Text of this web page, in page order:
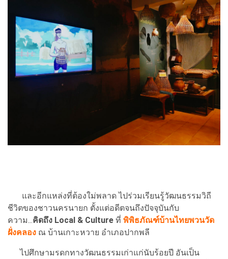
และอีกแหล่งที่ต้องใม่พลาด ไปร่วมเรียนรู้วัฒนธรรมวิถี
ชีวิตของชาวนครนายก ตั้งแต่อดีตจนถึงปัจจุบันกับ
ความ...คิดถึง Local & Culture ที่ พิพิธภัณฑ์บ้านไทยพวนวัด
ฝั่งคลอง ณ บ้านเกาะหวาย อำเภอปากพลี
ไปศึกษามรดกทางวัฒนธรรมเก่าแก่นับร้อยปี อันเป็น